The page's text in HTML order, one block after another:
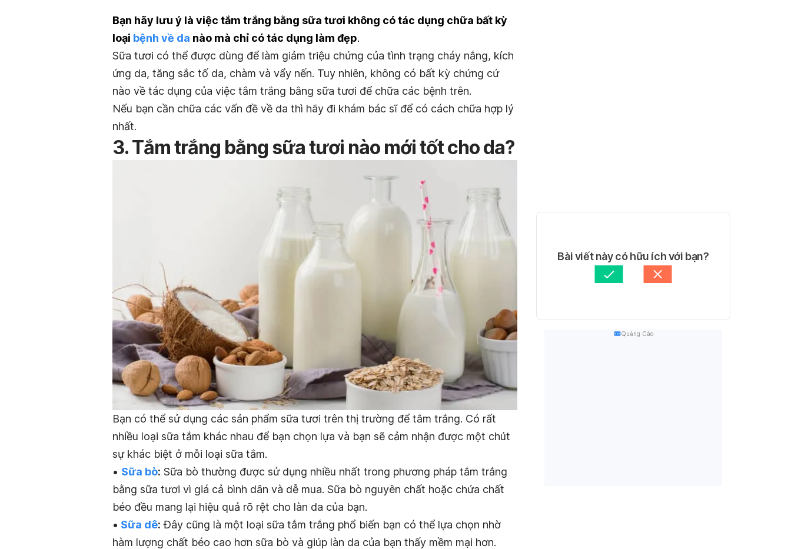
Bạn hãy lưu ý là việc tắm trắng bằng sữa tươi không có tác dụng chữa bất kỳ
loại bệnh về da nào mà chỉ có tác dụng làm đẹp.
Sữa tươi có thể được dùng để làm giảm triệu chứng của tình trạng cháy nắng, kích
ứng da, tăng sắc tố da, chàm và vẩy nến. Tuy nhiên, không có bất kỳ chứng cứ
nào về tác dụng của việc tắm trắng bằng sữa tươi để chữa các bệnh trên.
Nếu bạn cần chữa các vấn đề về da thì hãy đi khám bác sĩ để có cách chữa hợp lý
nhất.
3. Tắm trắng bằng sữa tươi nào mới tốt cho da?
Bạn có thể sử dụng các sản phẩm sữa tươi trên thị trường để tắm trắng. Có rất
nhiều loại sữa tắm khác nhau để bạn chọn lựa và bạn sẽ cảm nhận được một chút
sự khác biệt ở mỗi loại sữa tắm.
• Sữa bò: Sữa bò thường được sử dụng nhiều nhất trong phương pháp tắm trắng
bằng sữa tươi vì giá cả bình dân và dễ mua. Sữa bò nguyên chất hoặc chứa chất
béo đều mang lại hiệu quả rõ rệt cho làn da của bạn.
• Sữa dê: Đây cũng là một loại sữa tắm trắng phổ biến bạn có thể lựa chọn nhờ
hàm lượng chất béo cao hơn sữa bò và giúp làn da của bạn thấy mềm mại hơn.
Bài viết này có hữu ích với bạn?
Quảng Cáo